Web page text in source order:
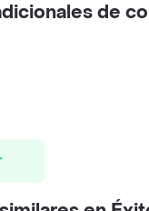
de